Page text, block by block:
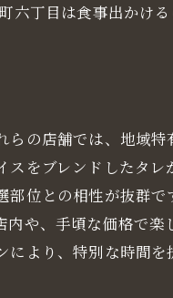
丁目は食事出かける
の店舗では、地域
をブレンドしたタ
位との相性が抜群
や、手頃な価格で楽
より、特別な時間